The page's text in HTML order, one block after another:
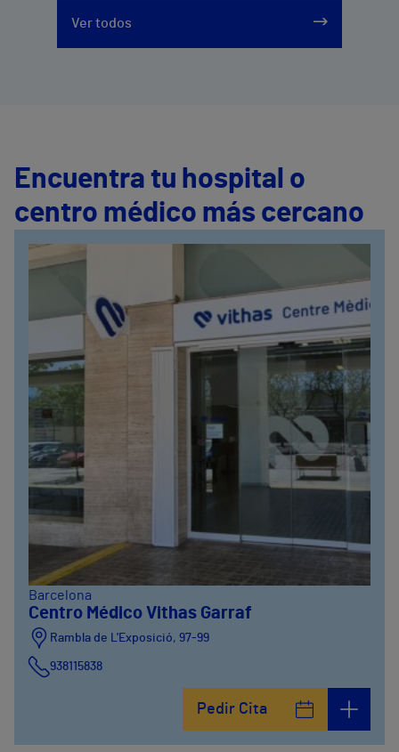
Ver todos
Encuentra tu hospital o
centro médico más cercano
Barcelona
Centro Médico Vithas Garraf
Rambla de L'Exposició, 97-99
938115838
Pedir Cita